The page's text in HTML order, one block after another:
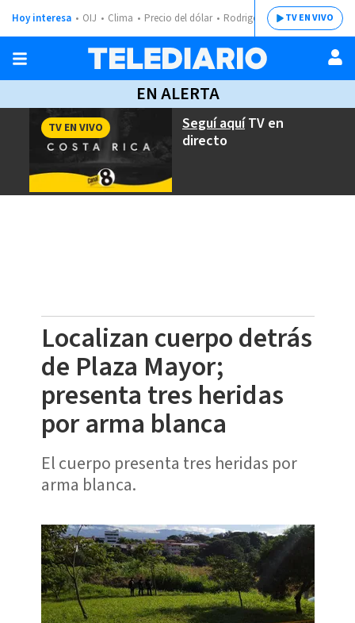
Hoy interesa OIJ Clima Precio del dólar Rodrigo ChavesTV EN VIVO
EN ALERTA
Seguí aquíTV en
directo
TV EN VIVO
Localizan cuerpo detrás
de Plaza Mayor;
presenta tres heridas
por arma blanca
El cuerpo presenta tres heridas por
arma blanca.